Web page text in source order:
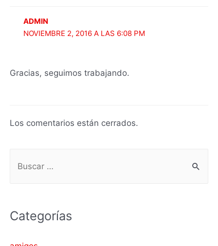
ADMIN
NOVIEMBRE 2, 2016 A LAS 6:08 PM
Gracias, seguimos trabajando.
Los comentarios están cerrados.
a
Categorías